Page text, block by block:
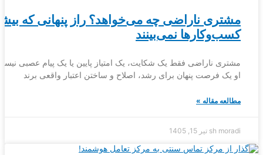
مشتری ناراضی چه می‌خواهد؟ راز پنهانی که
کسب‌وکارها نمی‌بینند
مشتری ناراضی فقط یک شکایت، یک امتیاز پایین یا یک پیام عصبی
او یک فرصت پنهان برای رشد، اصلاح و ساختن اعتبار واقعی برند
مطالعه مقاله »
sh moradi تیر 15, 1405